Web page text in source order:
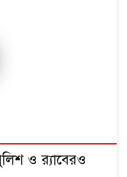
ও র‌্যাবেরও